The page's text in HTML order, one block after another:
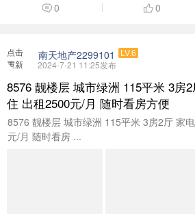
0 0
点击
重新
南天地产2299101 LV.6
2024-7-21 11:25发布
8576 靓楼层 城市绿洲 115平米 3房2厅 家电齐全 拎包入
住 出租2500元/月 随时看房方便
8576 靓楼层 城市绿洲 115平米 3房2厅 家
元/月 随时看房 ...